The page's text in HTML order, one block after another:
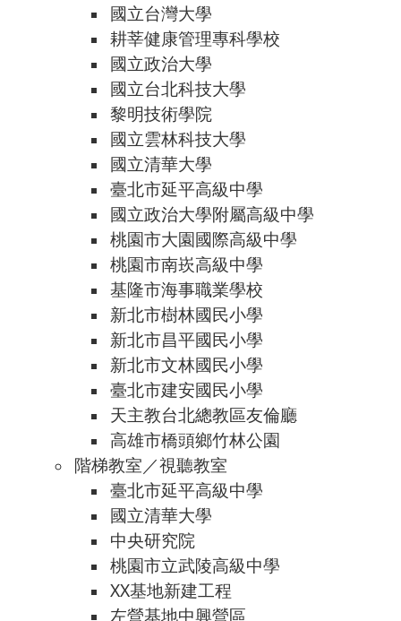
國立台灣大學
耕莘健康管理專科學校
國立政治大學
國立台北科技大學
黎明技術學院
國立雲林科技大學
國立清華大學
臺北市延平高級中學
國立政治大學附屬高級中學
桃園市大園國際高級中學
桃園市南崁高級中學
基隆市海事職業學校
新北市樹林國民小學
新北市昌平國民小學
新北市文林國民小學
臺北市建安國民小學
天主教台北總教區友倫廳
高雄市橋頭鄉竹林公園
階梯教室／視聽教室
臺北市延平高級中學
國立清華大學
中央研究院
桃園市立武陵高級中學
XX基地新建工程
左營基地中興營區